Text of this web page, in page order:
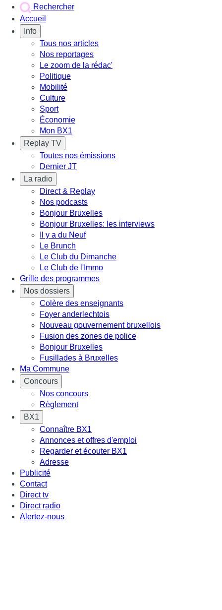
Rechercher
Accueil
Info
Tous nos articles
Nos reportages
Le zoom de la rédac'
Politique
Mobilité
Culture
Sport
Économie
Mon BX1
Replay TV
Toutes nos émissions
Dernier JT
La radio
Direct & Replay
Nos podcasts
Bonjour Bruxelles
Bonjour Bruxelles: les interviews
Il y a du Neuf
Le Brunch
Le Club du Dimanche
Le Club de l'Immo
Grille des programmes
Nos dossiers
Colère des enseignants
Foyer anderlechtois
Nouveau gouvernement bruxellois
Fusion des zones de police
Bonjour Bruxelles
Fusillades à Bruxelles
Ma Commune
Concours
Nos concours
Règlement
BX1
Connaître BX1
Annonces et offres d'emploi
Regarder et écouter BX1
Adresse
Publicité
Contact
Direct tv
Direct radio
Alertez-nous